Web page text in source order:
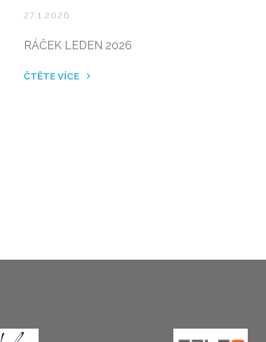
FINANČNÍ
27.1.2026
RÁČEK LEDEN 2026
ČTĚTE VÍCE